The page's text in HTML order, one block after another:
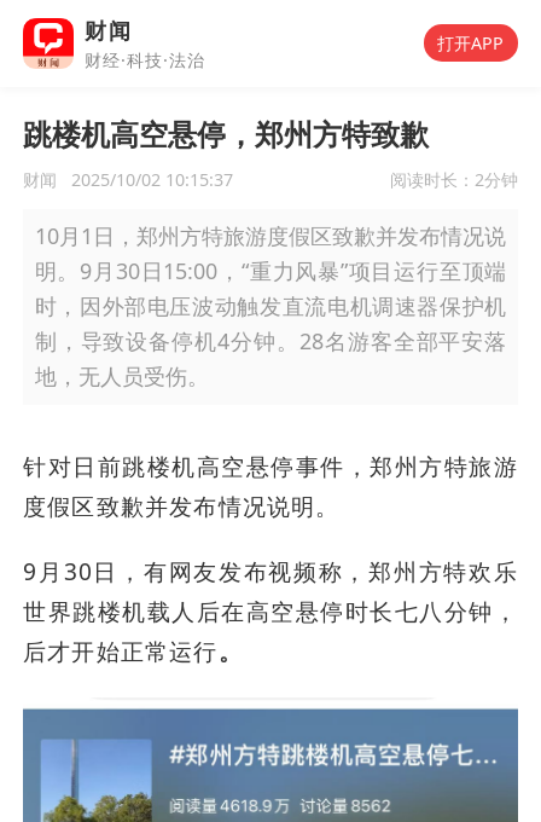
财闻
财经·科技·法治
打开APP
跳楼机高空悬停，郑州方特致歉
财闻 2025/10/02 10:15:37 阅读时长： 2分钟
10月1日，郑州方特旅游度假区致歉并发布情况说
明。9月30日15:00，“重力风暴”项目运行至顶端
时，因外部电压波动触发直流电机调速器保护机
制，导致设备停机4分钟。28名游客全部平安落
地，无人员受伤。
针对日前跳楼机高空悬停事件，郑州方特旅游
度假区致歉并发布情况说明。
9月30日，有网友发布视频称，郑州方特欢乐
世界跳楼机载人后在高空悬停时长七八分钟，
后才开始正常运行。